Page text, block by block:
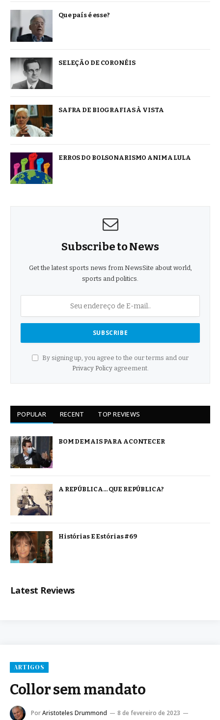
Que país é esse?
SELEÇÃO DE CORONÉIS
SAFRA DE BIOGRAFIAS À VISTA
ERROS DO BOLSONARISMO ANIMA LULA
Subscribe to News
Get the latest sports news from NewsSite about world,
sports and politics.
By signing up, you agree to the our terms and our
Privacy Policyagreement.
POPULAR RECENT TOP REVIEWS
BOM DEMAIS PARA ACONTECER
A REPÚBLICA… QUE REPÚBLICA?
Histórias E Estórias #69
Latest Reviews
ARTIGOS
Collor sem mandato
PorAristoteles Drummond
8 de fevereiro de 2023